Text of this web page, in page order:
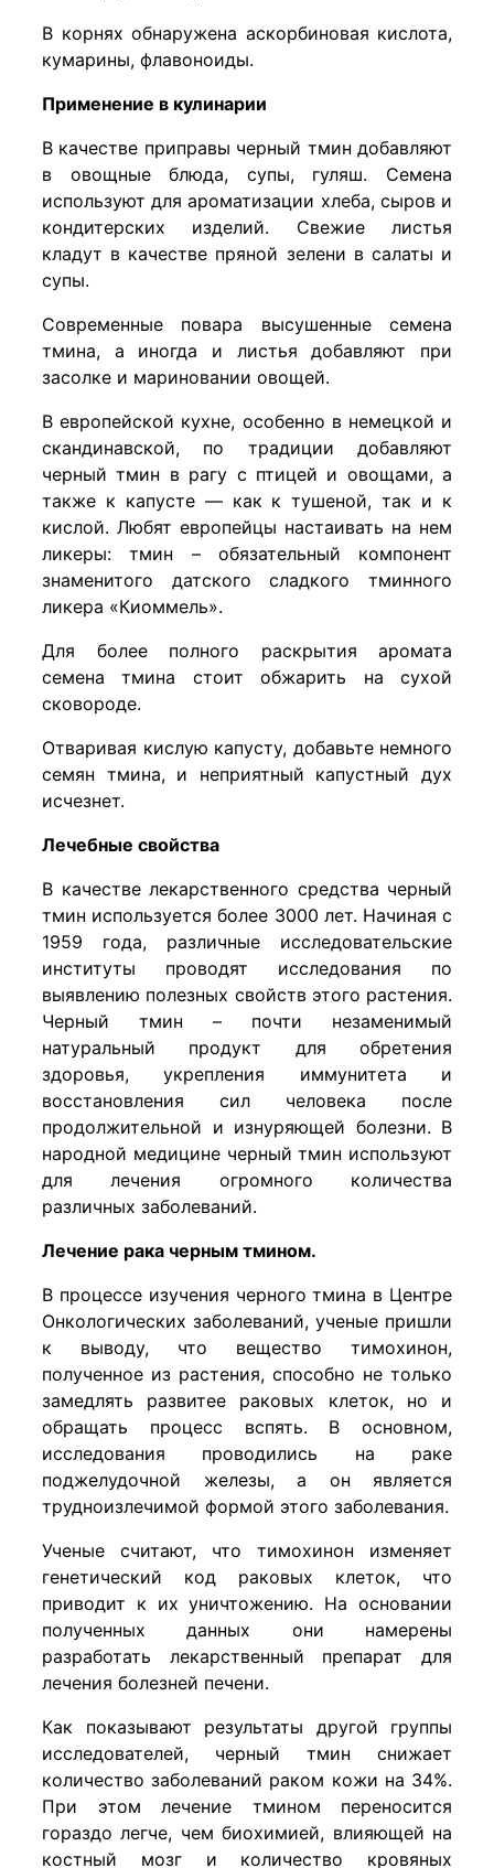
В корнях обнаружена аскорбиновая кислота,
кумарины, флавоноиды.
Применение в кулинарии
В качестве приправы черный тмин добавляют
в овощные блюда, супы, гуляш. Семена
используют для ароматизации хлеба, сыров и
кондитерских изделий. Свежие листья
кладут в качестве пряной зелени в салаты и
супы.
Современные повара высушенные семена
тмина, а иногда и листья добавляют при
засолке и мариновании овощей.
В европейской кухне, особенно в немецкой и
скандинавской, по традиции добавляют
черный тмин в рагу с птицей и овощами, а
также к капусте — как к тушеной, так и к
кислой. Любят европейцы настаивать на нем
ликеры: тмин – обязательный компонент
знаменитого датского сладкого тминного
ликера «Киоммель».
Для более полного раскрытия аромата
семена тмина стоит обжарить на сухой
сковороде.
Отваривая кислую капусту, добавьте немного
семян тмина, и неприятный капустный дух
исчезнет.
Лечебные свойства
В качестве лекарственного средства черный
тмин используется более 3000 лет. Начиная с
1959 года, различные исследовательские
институты проводят исследования по
выявлению полезных свойств этого растения.
Черный тмин – почти незаменимый
натуральный продукт для обретения
здоровья, укрепления иммунитета и
восстановления сил человека после
продолжительной и изнуряющей болезни. В
народной медицине черный тмин используют
для лечения огромного количества
различных заболеваний.
Лечение рака черным тмином.
В процессе изучения черного тмина в Центре
Онкологических заболеваний, ученые пришли
к выводу, что вещество тимохинон,
полученное из растения, способно не только
замедлять развитее раковых клеток, но и
обращать процесс вспять. В основном,
исследования проводились на раке
поджелудочной железы, а он является
трудноизлечимой формой этого заболевания.
Ученые считают, что тимохинон изменяет
генетический код раковых клеток, что
приводит к их уничтожению. На основании
полученных данных они намерены
разработать лекарственный препарат для
лечения болезней печени.
Как показывают результаты другой группы
исследователей, черный тмин снижает
количество заболеваний раком кожи на 34%.
При этом лечение тмином переносится
гораздо легче, чем биохимией, влияющей на
костный мозг и количество кровяных